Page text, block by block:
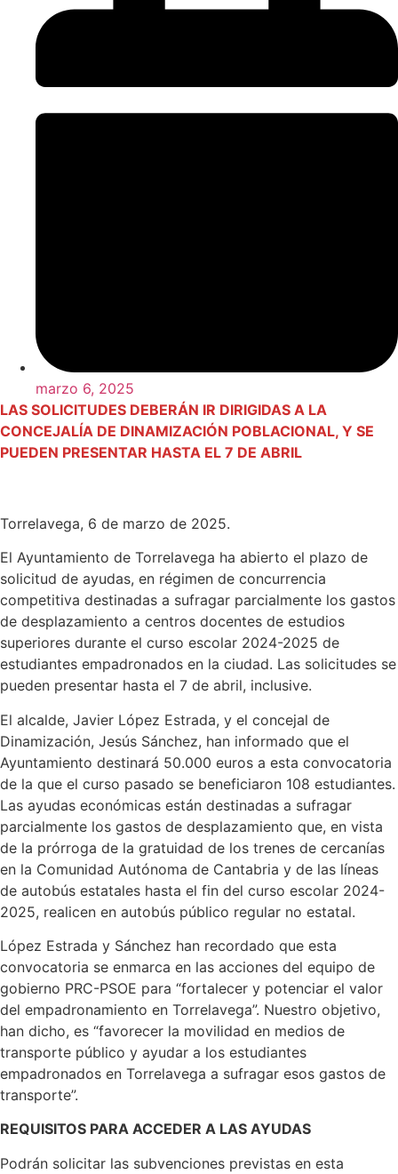
marzo 6, 2025
LAS SOLICITUDES DEBERÁN IR DIRIGIDAS A LA
CONCEJALÍA DE DINAMIZACIÓN POBLACIONAL, Y SE
PUEDEN PRESENTAR HASTA EL 7 DE ABRIL
Torrelavega, 6 de marzo de 2025.
El Ayuntamiento de Torrelavega ha abierto el plazo de
solicitud de ayudas, en régimen de concurrencia
competitiva destinadas a sufragar parcialmente los gastos
de desplazamiento a centros docentes de estudios
superiores durante el curso escolar 2024-2025 de
estudiantes empadronados en la ciudad. Las solicitudes se
pueden presentar hasta el 7 de abril, inclusive.
El alcalde, Javier López Estrada, y el concejal de
Dinamización, Jesús Sánchez, han informado que el
Ayuntamiento destinará 50.000 euros a esta convocatoria
de la que el curso pasado se beneficiaron 108 estudiantes.
Las ayudas económicas están destinadas a sufragar
parcialmente los gastos de desplazamiento que, en vista
de la prórroga de la gratuidad de los trenes de cercanías
en la Comunidad Autónoma de Cantabria y de las líneas
de autobús estatales hasta el fin del curso escolar 2024-
2025, realicen en autobús público regular no estatal.
López Estrada y Sánchez han recordado que esta
convocatoria se enmarca en las acciones del equipo de
gobierno PRC-PSOE para “fortalecer y potenciar el valor
del empadronamiento en Torrelavega”. Nuestro objetivo,
han dicho, es “favorecer la movilidad en medios de
transporte público y ayudar a los estudiantes
empadronados en Torrelavega a sufragar esos gastos de
transporte”.
REQUISITOS PARA ACCEDER A LAS AYUDAS
Podrán solicitar las subvenciones previstas en esta